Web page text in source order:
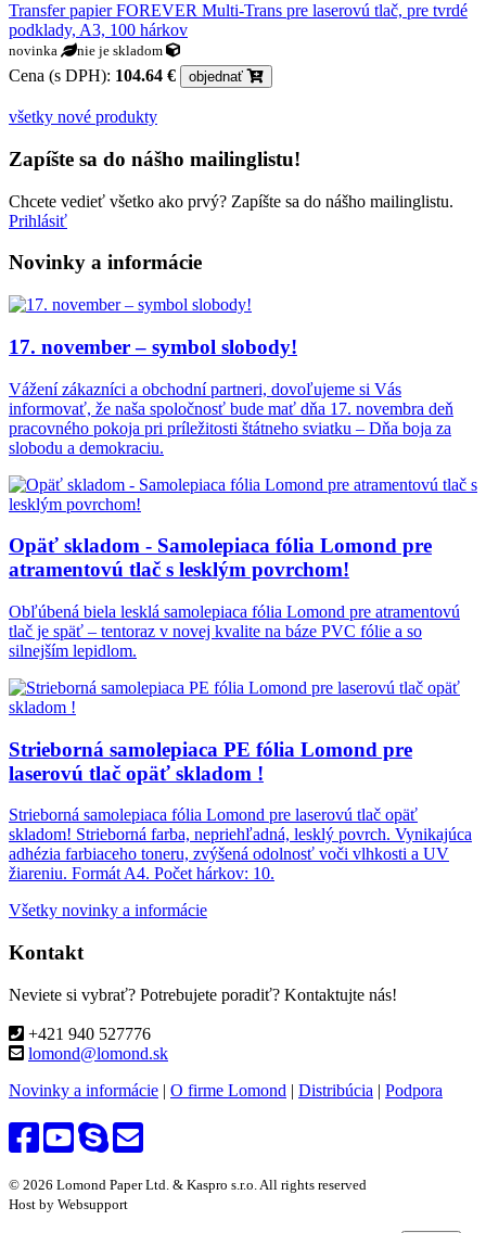
Transfer papier FOREVER Multi-Trans pre laserovú tlač, pre tvrdé
podklady, A3, 100 hárkov
novinka nie je skladom
Cena (s DPH): 104.64 € objednať
všetky nové produkty
Zapíšte sa do nášho mailinglistu!
Chcete vedieť všetko ako prvý? Zapíšte sa do nášho mailinglistu.
Prihlásiť
Novinky a informácie
17. november – symbol slobody!
Vážení zákazníci a obchodní partneri, dovoľujeme si Vás
informovať, že naša spoločnosť bude mať dňa 17. novembra deň
pracovného pokoja pri príležitosti štátneho sviatku – Dňa boja za
slobodu a demokraciu.
Opäť skladom - Samolepiaca fólia Lomond pre
atramentovú tlač s lesklým povrchom!
Obľúbená biela lesklá samolepiaca fólia Lomond pre atramentovú
tlač je späť – tentoraz v novej kvalite na báze PVC fólie a so
silnejším lepidlom.
Strieborná samolepiaca PE fólia Lomond pre
laserovú tlač opäť skladom !
Strieborná samolepiaca fólia Lomond pre laserovú tlač opäť
skladom! Strieborná farba, nepriehľadná, lesklý povrch. Vynikajúca
adhézia farbiaceho toneru, zvýšená odolnosť voči vlhkosti a UV
žiareniu. Formát A4. Počet hárkov: 10.
Všetky novinky a informácie
Kontakt
Neviete si vybrať? Potrebujete poradiť? Kontaktujte nás!
+421 940 527776
lomond@lomond.sk
Novinky a informácie | O firme Lomond | Distribúcia | Podpora
© 2026 Lomond Paper Ltd. & Kaspro s.r.o. All rights reserved
Host by Websupport